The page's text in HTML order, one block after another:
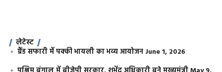
लेटेस्ट
ग्रैंड सफारी में पक्की भायली का भव्य आयोजन June 1, 2026